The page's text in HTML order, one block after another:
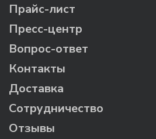
Прайс-лист
Пресс-центр
Вопрос-ответ
Контакты
Доставка
Сотрудничество
Отзывы